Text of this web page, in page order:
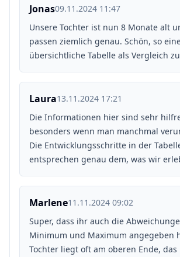
Jonas09.11.2024 11:47
Unsere Tochter ist nun 8 Monate alt
passen ziemlich genau. Schön, so
übersichtliche Tabelle als Vergleich
Laura13.11.2024 17:21
Die Informationen hier sind sehr
besonders wenn man manchmal
Die Entwicklungsschritte in der
entsprechen genau dem, was wir
Marlene11.11.2024 09:02
Super, dass ihr auch die
Minimum und Maximum angegeben
Tochter liegt oft am oberen Ende,